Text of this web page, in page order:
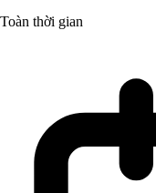
Toàn thời gian